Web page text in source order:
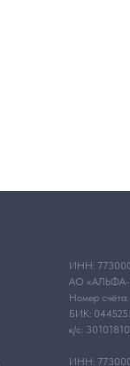
ИНН:
АО
Номер
БИК:
к/с:
ИНН: